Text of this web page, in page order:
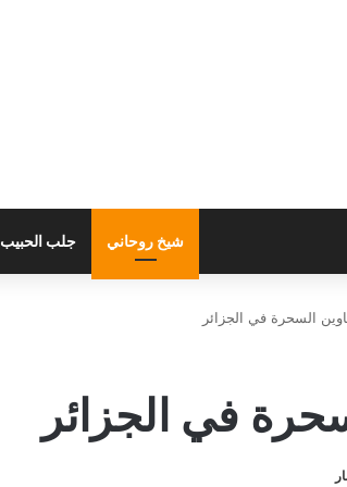
شيخ روحاني جلب الحبيب
السحرة في الجزائر
في الجزائر